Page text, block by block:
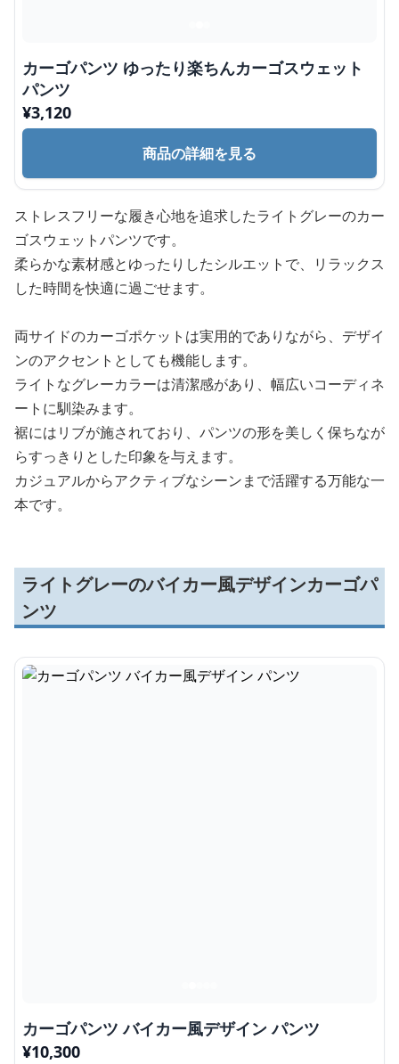
カーゴパンツ ゆったり楽ちんカーゴスウェット
パンツ
¥3,120
商品の詳細を見る
ストレスフリーな履き心地を追求したライトグレーのカー
ゴスウェットパンツです。
柔らかな素材感とゆったりしたシルエットで、リラックス
した時間を快適に過ごせます。
両サイドのカーゴポケットは実用的でありながら、デザイ
ンのアクセントとしても機能します。
ライトなグレーカラーは清潔感があり、幅広いコーディネ
ートに馴染みます。
裾にはリブが施されており、パンツの形を美しく保ちなが
らすっきりとした印象を与えます。
カジュアルからアクティブなシーンまで活躍する万能な一
本です。
ライトグレーのバイカー風デザインカーゴパ
ンツ
カーゴパンツ バイカー風デザイン パンツ
¥10,300